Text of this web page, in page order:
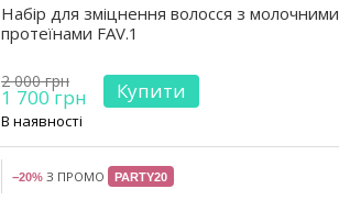
Набір для зміцнення волосся з молочними
протеїнами FAV.1
2 000 грн
1 700 грн Купити
В наявності
−20% З ПРОМО PARTY20